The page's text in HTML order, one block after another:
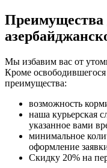
Преимущества
Мы избавим вас от
Кроме
преимущества:
возможность
наша курьерская
указанное вами
минимальное
оформление
Скидку 20% на